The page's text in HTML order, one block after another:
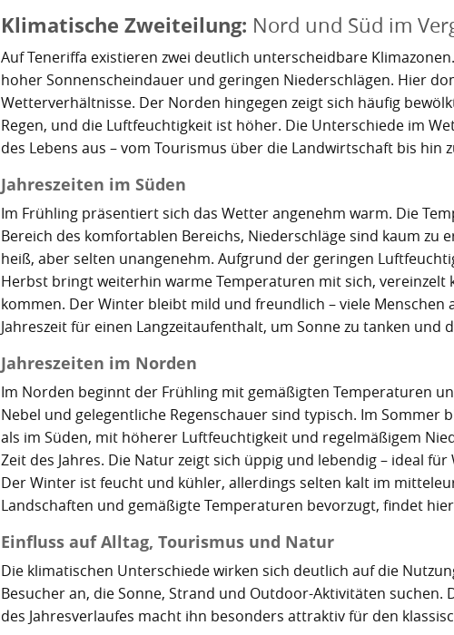
Klimatische Zweiteilung: Nord und Süd im
Auf Teneriffa existieren zwei deutlich unterscheidbare
hoher Sonnenscheindauer und geringen Niederschlägen. Hier
Wetterverhältnisse. Der Norden hingegen zeigt sich häufig
Regen, und die Luftfeuchtigkeit ist höher. Die Unterschiede im
des Lebens aus – vom Tourismus über die Landwirtschaft bis hin
Jahreszeiten im Süden
Im Frühling präsentiert sich das Wetter angenehm warm. Die
Bereich des komfortablen Bereichs, Niederschläge sind kaum zu
heiß, aber selten unangenehm. Aufgrund der geringen
Herbst bringt weiterhin warme Temperaturen mit sich, vereinzelt
kommen. Der Winter bleibt mild und freundlich – viele Menschen
Jahreszeit für einen Langzeitaufenthalt, um Sonne zu tanken und
Jahreszeiten im Norden
Im Norden beginnt der Frühling mit gemäßigten Temperaturen
Nebel und gelegentliche Regenschauer sind typisch. Im Sommer
als im Süden, mit höherer Luftfeuchtigkeit und regelmäßigem
Zeit des Jahres. Die Natur zeigt sich üppig und lebendig – ideal
Der Winter ist feucht und kühler, allerdings selten kalt im
Landschaften und gemäßigte Temperaturen bevorzugt, findet
Einfluss auf Alltag, Tourismus und Natur
Die klimatischen Unterschiede wirken sich deutlich auf die
Besucher an, die Sonne, Strand und Outdoor-Aktivitäten
des Jahresverlaufes macht ihn besonders attraktiv für den